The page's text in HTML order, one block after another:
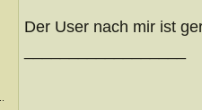
Der User nach mir ist